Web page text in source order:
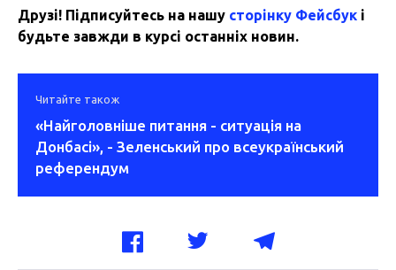
Друзі! Підписуйтесь на нашу сторінку Фейсбук і
будьте завжди в курсі останніх новин.
Читайте також
«Найголовніше питання - ситуація на
Донбасі», - Зеленський про всеукраїнський
референдум